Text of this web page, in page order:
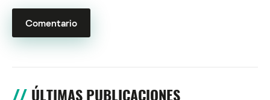
ÚLTIMAS PUBLICACIONES